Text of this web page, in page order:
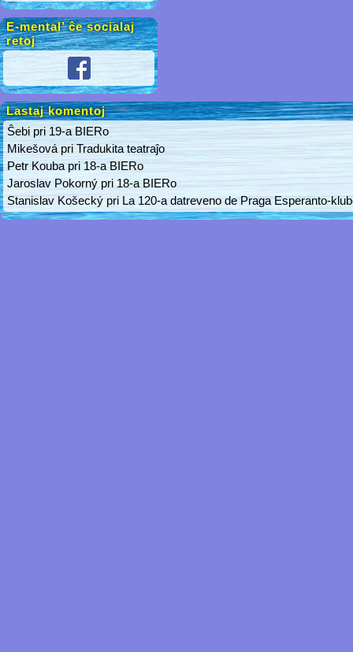
E-mental’ ĉe socialaj
retoj
Lastaj komentoj
Ŝebi pri 19-a BIERo
Mikešová pri Tradukita teatraĵo
Petr Kouba pri 18-a BIERo
Jaroslav Pokorný pri 18-a BIERo
Stanislav Košecký pri La 120-a datreveno de Praga Esperanto-